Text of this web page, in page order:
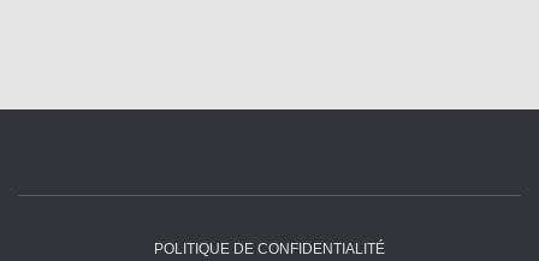
POLITIQUE DE CONFIDENTIALITÉ